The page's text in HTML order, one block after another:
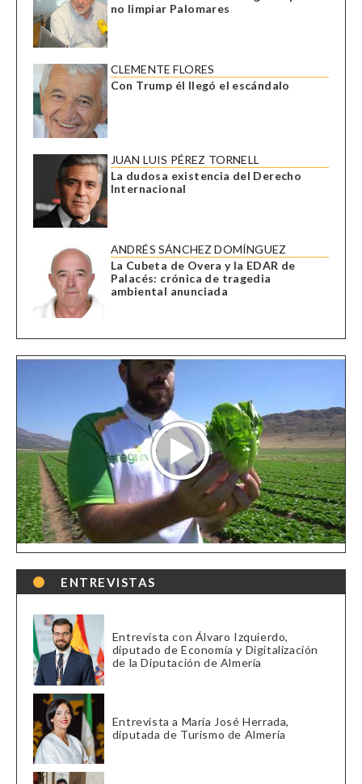
no limpiar Palomares
CLEMENTE FLORES
Con Trump él llegó el escándalo
JUAN LUIS PÉREZ TORNELL
La dudosa existencia del Derecho
Internacional
ANDRÉS SÁNCHEZ DOMÍNGUEZ
La Cubeta de Overa y la EDAR de
Palacés: crónica de tragedia
ambiental anunciada
ENTREVISTAS
Entrevista con Álvaro Izquierdo,
diputado de Economía y Digitalización
de la Diputación de Almería
Entrevista a María José Herrada,
diputada de Turismo de Almería